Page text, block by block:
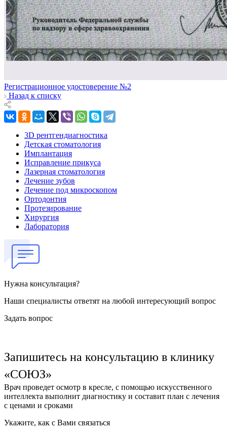
Регистрационное удостоверение №2
Назад к списку
3D рентгендиагностика
Детская стоматология
Имплантация
Исправление прикуса
Лазерная стоматология
Лечение зубов
Лечение под микроскопом
Ортодонтия
Протезирование
Хирургия
Лаборатория
Нужна консультация?
Наши специалисты ответят на любой интересующий вопрос
Задать вопрос
Запишитесь на консультацию в клинику
«СОЮЗ»
Врач проведет осмотр в кресле, с помощью искусственного
интеллекта выполнит диагностику и составит план с лечения
с ценами и сроками
Укажите, как с Вами связаться